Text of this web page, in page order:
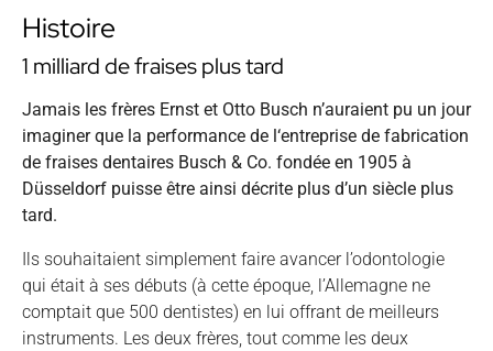
Histoire
1 milliard de fraises plus tard
Jamais les frères Ernst et Otto Busch n’auraient pu un jour
imaginer que la performance de l‘entreprise de fabrication
de fraises dentaires Busch & Co. fondée en 1905 à
Düsseldorf puisse être ainsi décrite plus d’un siècle plus
tard.
Ils souhaitaient simplement faire avancer l’odontologie
qui était à ses débuts (à cette époque, l’Allemagne ne
comptait que 500 dentistes) en lui offrant de meilleurs
instruments. Les deux frères, tout comme les deux